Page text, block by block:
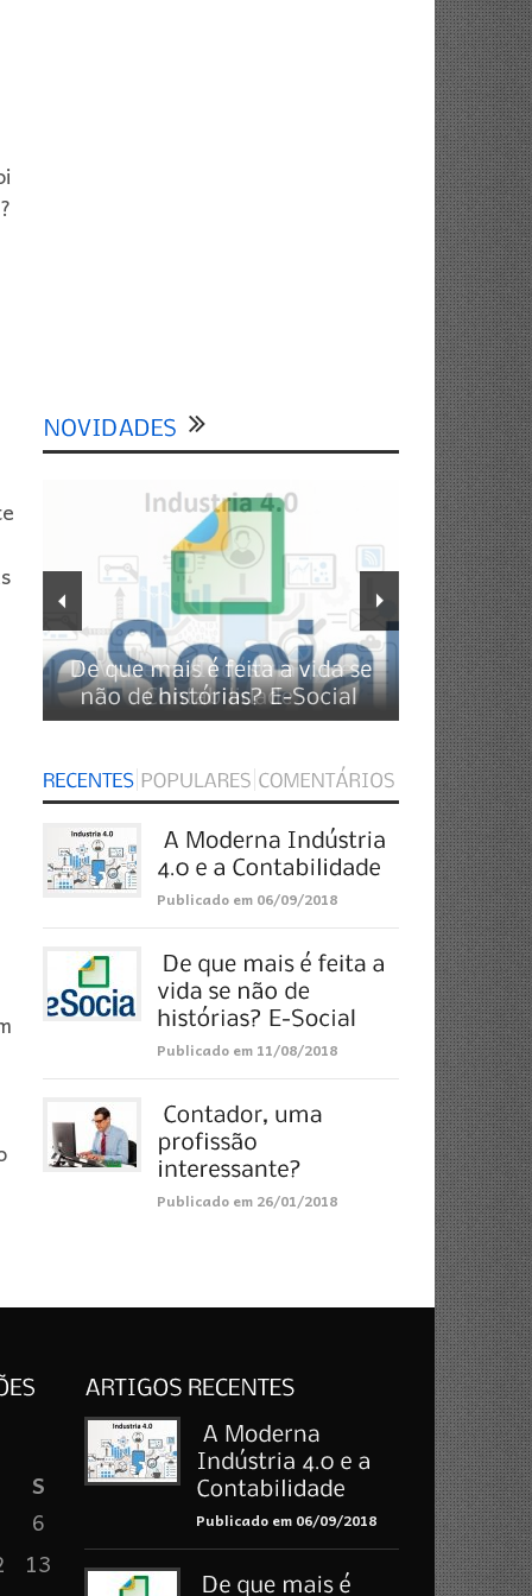
Publicado em 06/09/2018
Publicado em 11/08/2018
Publicado em 26/01/2018
S
6
13
Publicado em 06/09/2018